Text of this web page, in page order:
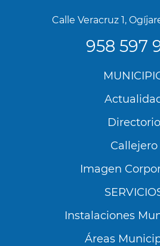
Calle Veracruz 1,
958 597
Directorio
Callejero
Imagen
Instalaciones
Áreas